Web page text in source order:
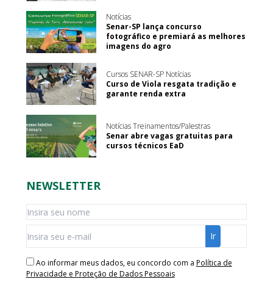
Notícias
Senar-SP lança concurso
fotográfico e premiará as melhores
imagens do agro
Cursos SENAR-SP Notícias
Curso de Viola resgata tradição e
garante renda extra
Notícias Treinamentos/Palestras
Senar abre vagas gratuitas para
cursos técnicos EaD
NEWSLETTER
Ao informar meus dados, eu concordo com a Política de
Privacidade e Proteção de Dados Pessoais